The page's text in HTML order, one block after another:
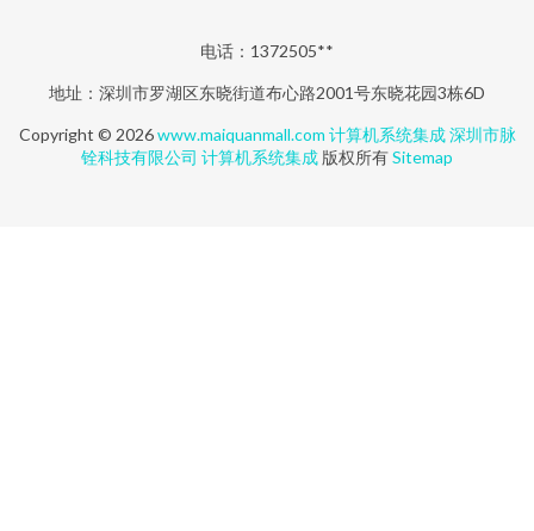
电话：1372505**
地址：深圳市罗湖区东晓街道布心路2001号东晓花园3栋6D
Copyright © 2026www.maiquanmall.com 计算机系统集成 深圳市脉
铨科技有限公司 计算机系统集成 版权所有Sitemap